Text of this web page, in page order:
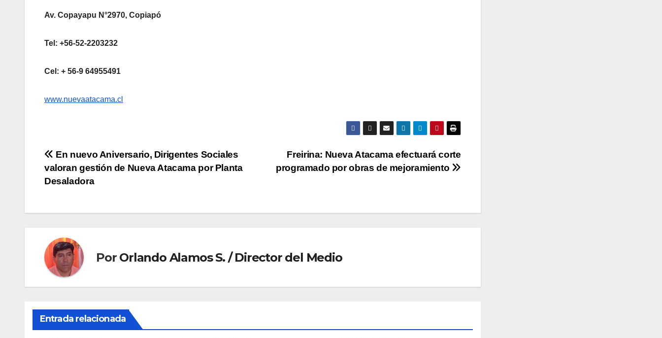
Av. Copayapu N°2970, Copiapó
Tel: +56-52-2203232
Cel: + 56-9 64955491
www.nuevaatacama.cl
Navegación
de
Freirina: Nueva Atacama efectuará corte
programado por obras de mejoramiento
En nuevo Aniversario, Dirigentes Sociales
valoran gestión de Nueva Atacama por Planta
Desaladora
Por Orlando Alamos S. / Director del Medio
Entrada relacionada